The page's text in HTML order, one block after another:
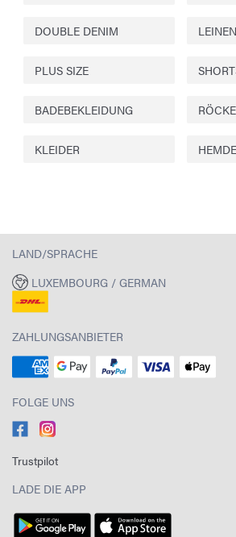
DOUBLE DENIM LEINEN
PLUS SIZE
BADEBEKLEIDUNG RÖCKE
KLEIDER
LAND/SPRACHE
LUXEMBOURG / GERMAN
ZAHLUNGSANBIETER
FOLGE UNS
Trustpilot
LADE DIE APP